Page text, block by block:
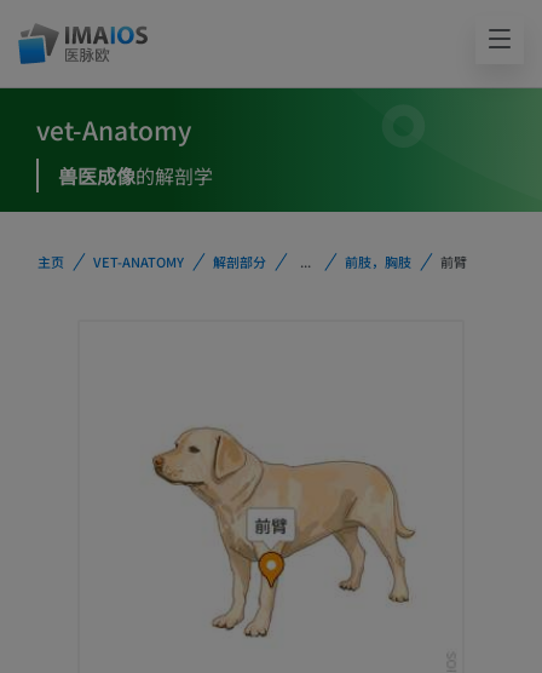
vet-Anatomy
兽医成像的解剖学
主页 VET-ANATOMY 解剖部分 ... 前肢，胸肢 前臂